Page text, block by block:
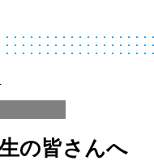
の皆さんへ